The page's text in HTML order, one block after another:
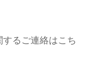
るご連絡はこち